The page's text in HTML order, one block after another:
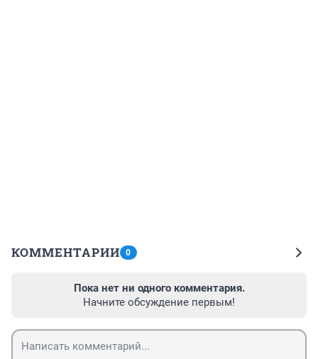
КОММЕНТАРИИ 0
Пока нет ни одного комментария.
Начните обсуждение первым!